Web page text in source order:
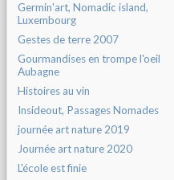
Germin'art, Nomadic island,
Luxembourg
Gestes de terre 2007
Gourmandises en trompe l'oeil
Aubagne
Histoires au vin
Insideout, Passages Nomades
journée art nature 2019
Journée art nature 2020
L'école est finie